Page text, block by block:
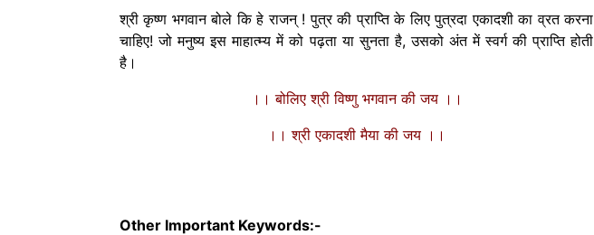
श्री कृष्ण भगवान बोले कि हे राजन् ! पुत्र की प्राप्ति के लिए पुत्रदा एकादशी का व्रत करना
चाहिए! जो मनुष्य इस माहात्म्य में को पढ़ता या सुनता है, उसको अंत में स्वर्ग की प्राप्ति होती
है।
।। बोलिए श्री विष्णु भगवान की जय ।।
।। श्री एकादशी मैया की जय ।।
Other Important Keywords:-